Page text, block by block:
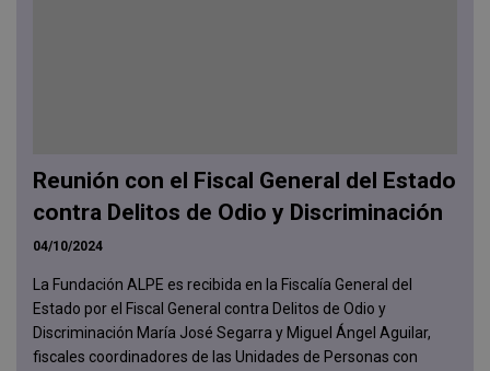
Reunión con el Fiscal General del Estado
contra Delitos de Odio y Discriminación
04/10/2024
La Fundación ALPE es recibida en la Fiscalía General del
Estado por el Fiscal General contra Delitos de Odio y
Discriminación María José Segarra y Miguel Ángel Aguilar,
fiscales coordinadores de las Unidades de Personas con